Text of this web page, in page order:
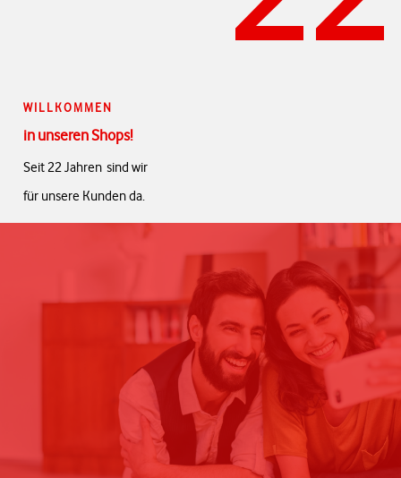
WILLKOMMEN
in unseren Shops!
Seit 22 Jahren sind wir
für unsere Kunden da.